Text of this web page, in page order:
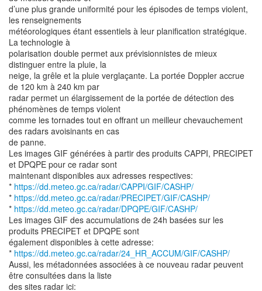
d’une plus grande uniformité pour les épisodes de temps violent,
les renseignements
météorologiques étant essentiels à leur planification stratégique.
La technologie à
polarisation double permet aux prévisionnistes de mieux
distinguer entre la pluie, la
neige, la grêle et la pluie verglaçante. La portée Doppler accrue
de 120 km à 240 km par
radar permet un élargissement de la portée de détection des
phénomènes de temps violent
comme les tornades tout en offrant un meilleur chevauchement
des radars avoisinants en cas
de panne.
Les images GIF générées à partir des produits CAPPI, PRECIPET
et DPQPE pour ce radar sont
maintenant disponibles aux adresses respectives:
* https://dd.meteo.gc.ca/radar/CAPPI/GIF/CASHP/
* https://dd.meteo.gc.ca/radar/PRECIPET/GIF/CASHP/
* https://dd.meteo.gc.ca/radar/DPQPE/GIF/CASHP/
Les images GIF des accumulations de 24h basées sur les
produits PRECIPET et DPQPE sont
également disponibles à cette adresse:
* https://dd.meteo.gc.ca/radar/24_HR_ACCUM/GIF/CASHP/
Aussi, les métadonnées associées à ce nouveau radar peuvent
être consultées dans la liste